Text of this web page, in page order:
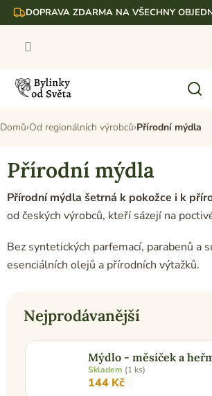
Přejít DOPRAVA ZDARMA NA VŠECHNY
Domů Od regionálních výrobců Přírodní mýdla
Přírodní mýdla
Přírodní mýdla šetrná k pokožce i k
od českých výrobců, kteří sázejí na
Bez syntetických parfemací, parabenů a
esenciálních olejů a přírodních výtažků.
Nejprodávanější
Mýdlo - měsíček a
Skladem (1 ks)
144 Kč